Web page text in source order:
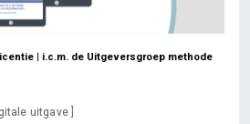
| i.c.m. de Uitgeversgroep methode
uitgave ]